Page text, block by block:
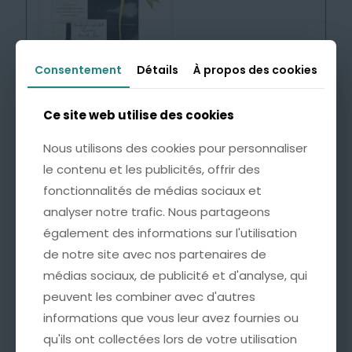
Emballage Cadeau avec
Carte Personnalisée
Cette option est idéale pour offrir un bijou
accompagné d’un mot doux, à l’occasion d’un
anniversaire, d’une fête ou de tout autre moment
important.
* Une pochette soignée, ornée d’un nœud doré
pour une présentation raffinée.
* Une carte sur laquelle nous pouvons inscrire un
mot personnalisé au verso (100 caractères max).
Consentement Détails À propos des cookies
Ce site web utilise des cookies
Nous utilisons des cookies pour personnaliser
le contenu et les publicités, offrir des
fonctionnalités de médias sociaux et
analyser notre trafic. Nous partageons
également des informations sur l'utilisation
de notre site avec nos partenaires de
médias sociaux, de publicité et d'analyse, qui
peuvent les combiner avec d'autres
informations que vous leur avez fournies ou
qu'ils ont collectées lors de votre utilisation
Consentement Détails À propos des cookies
Ce site web utilise des cookies
Nous utilisons des cookies pour personnaliser
le contenu et les publicités, offrir des
fonctionnalités de médias sociaux et
analyser notre trafic. Nous partageons
également des informations sur l'utilisation
de notre site avec nos partenaires de
médias sociaux, de publicité et d'analyse, qui
peuvent les combiner avec d'autres
informations que vous leur avez fournies ou
qu'ils ont collectées lors de votre utilisation